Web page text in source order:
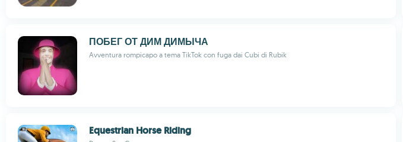
ПОБЕГ ОТ ДИМ ДИМЫЧА
Avventura rompicapo a tema TikTok con fuga dai Cubi di Rubik
Equestrian Horse Riding